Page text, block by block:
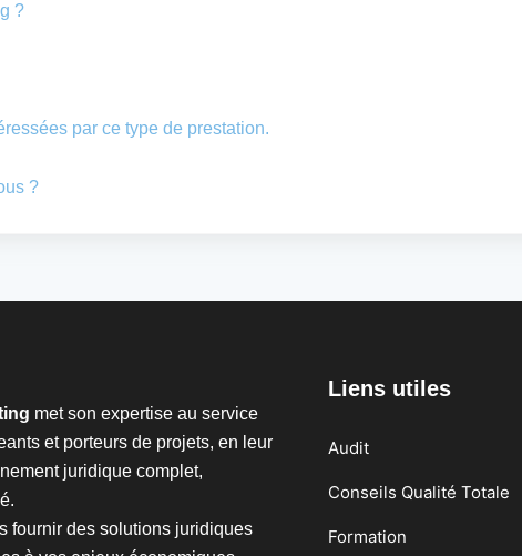
?
par ce type de prestation.
?
met son expertise au service
et porteurs de projets, en leur
juridique complet,
fournir des solutions juridiques
Liens utiles
Audit
Conseils Qualité Totale
Formation